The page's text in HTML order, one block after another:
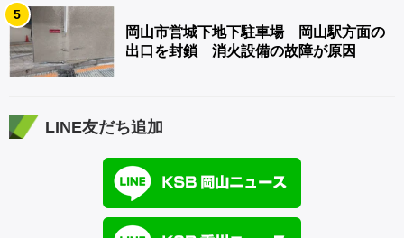
5
岡山市営城下地下駐車場 岡山駅方面の
出口を封鎖 消火設備の故障が原因
LINE友だち追加